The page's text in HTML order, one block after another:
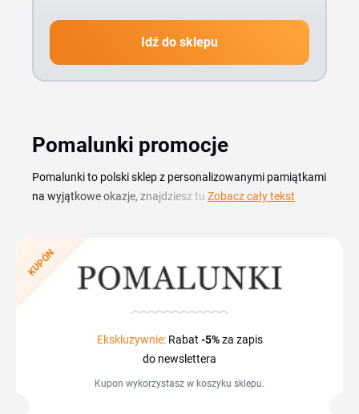
Idź do sklepu
Pomalunki promocje
Pomalunki to polski sklep z personalizowanymi pamiątkami
na wyjątkowe okazje, znajdziesz tu metryczki, statuetki,
czy rocznicę w niższej cenie. Każdą promocję i aktualny
kupon sprawdzisz na tej stronie. Zanim złożysz
zamówienie, przejrzyj dostępne kody i wybierz ten, który
pasuje do Twojego koszyka. Kupon kopiujesz i wklejasz w
widzisz niższą kwotę do zapłaty w złotówkach. To prosty
Zobacz cały tekst
KUPÓN
Ekskluzywnie: Rabat -5%za zapis
do newslettera
Kupon wykorzystasz w koszyku sklepu.